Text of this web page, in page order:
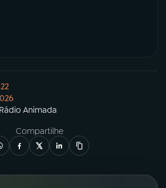
Rádio Animada
Compartilhe